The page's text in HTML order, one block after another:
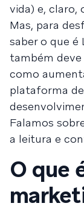
vida) e, claro,
Mas, para
saber o que
também
como
plataforma
Falamos
a leitura e
O que